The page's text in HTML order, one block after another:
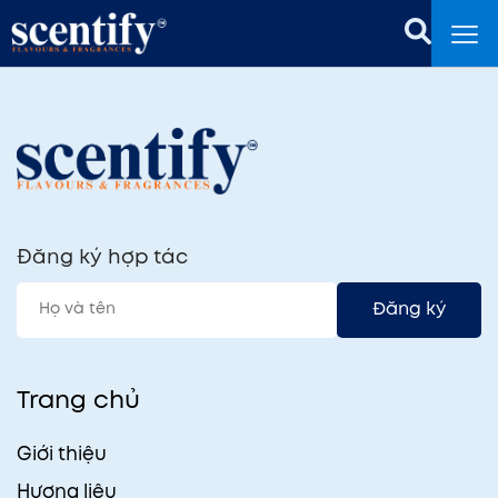
Đăng ký hợp tác
Đăng ký
Trang chủ
Giới thiệu
Hương liệu